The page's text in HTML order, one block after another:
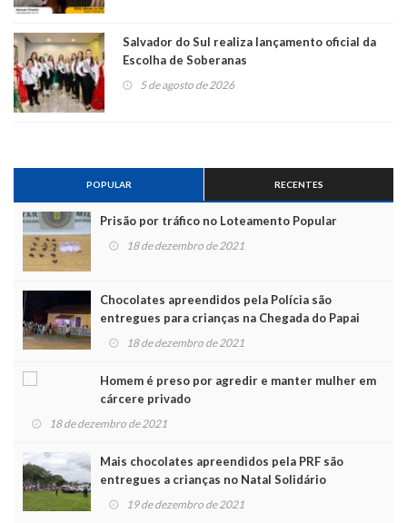
Salvador do Sul realiza lançamento oficial da
Escolha de Soberanas
5 de agosto de 2026
POPULAR RECENTES
Prisão por tráfico no Loteamento Popular
18 de dezembro de 2021
Chocolates apreendidos pela Polícia são
entregues para crianças na Chegada do Papai
Noel
18 de dezembro de 2021
Homem é preso por agredir e manter mulher em
cárcere privado
18 de dezembro de 2021
Mais chocolates apreendidos pela PRF são
entregues a crianças no Natal Solidário
19 de dezembro de 2021